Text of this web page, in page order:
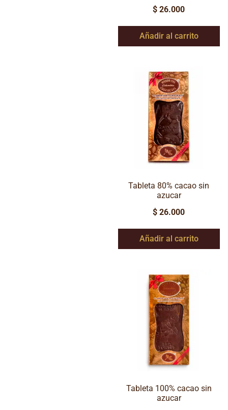
$ 26.000
Añadir al carrito
Tableta 80% cacao sin
azucar
$ 26.000
Añadir al carrito
Tableta 100% cacao sin
azucar